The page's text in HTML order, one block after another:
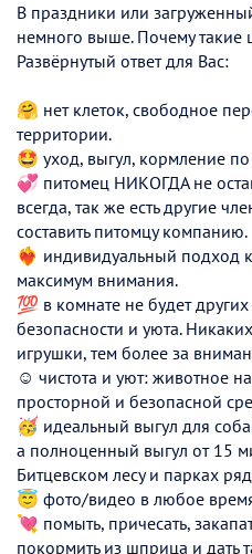
В праздники или
немного выше. Почему такие
Развёрнутый ответ для Вас:
🤗 нет клеток, свободное
территории.
🤩 уход, выгул, кормление
💞 питомец НИКОГДА не
всегда, так же есть другие
составить питомцу компанию.
❤️‍🔥 индивидуальный подход
максимум внимания.
💯 в комнате не будет
безопасности и уюта.
игрушки, тем более за
☺️ чистота и уют: животное
просторной и безопасной
🥳 идеальный выгул для
а полноценный выгул от 15
Битцевском лесу и парках
😇 фото/видео в любое
💘 помыть, причесать,
покормить из шприца и дать